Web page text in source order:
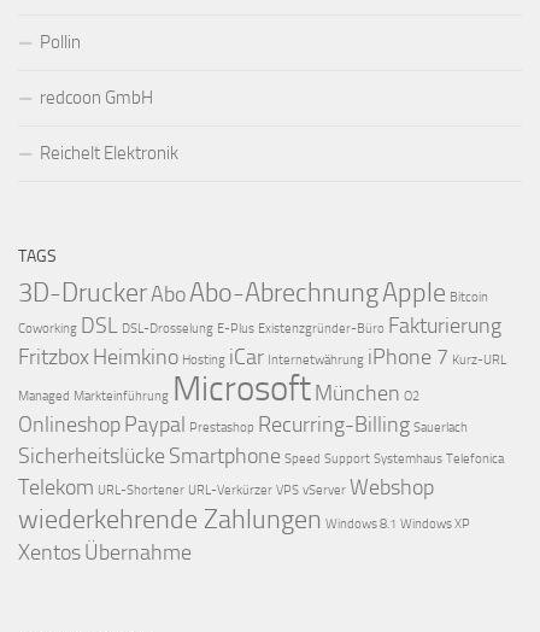
Pollin
redcoon GmbH
Reichelt Elektronik
TAGS
3D-DruckerAboAbo-AbrechnungApple Bitcoin
Coworking DSL DSL-Drosselung E-Plus Existenzgründer-Büro Fakturierung
Fritzbox Heimkino Hosting iCar Internetwährung iPhone 7 Kurz-URL
Managed Markteinführung Microsoft München O2
Onlineshop Paypal Prestashop Recurring-Billing Sauerlach
Sicherheitslücke Smartphone Speed Support Systemhaus Telefonica
Telekom URL-Shortener URL-Verkürzer VPS vServer Webshop
wiederkehrende Zahlungen Windows 8.1 Windows XP
XentosÜbernahme